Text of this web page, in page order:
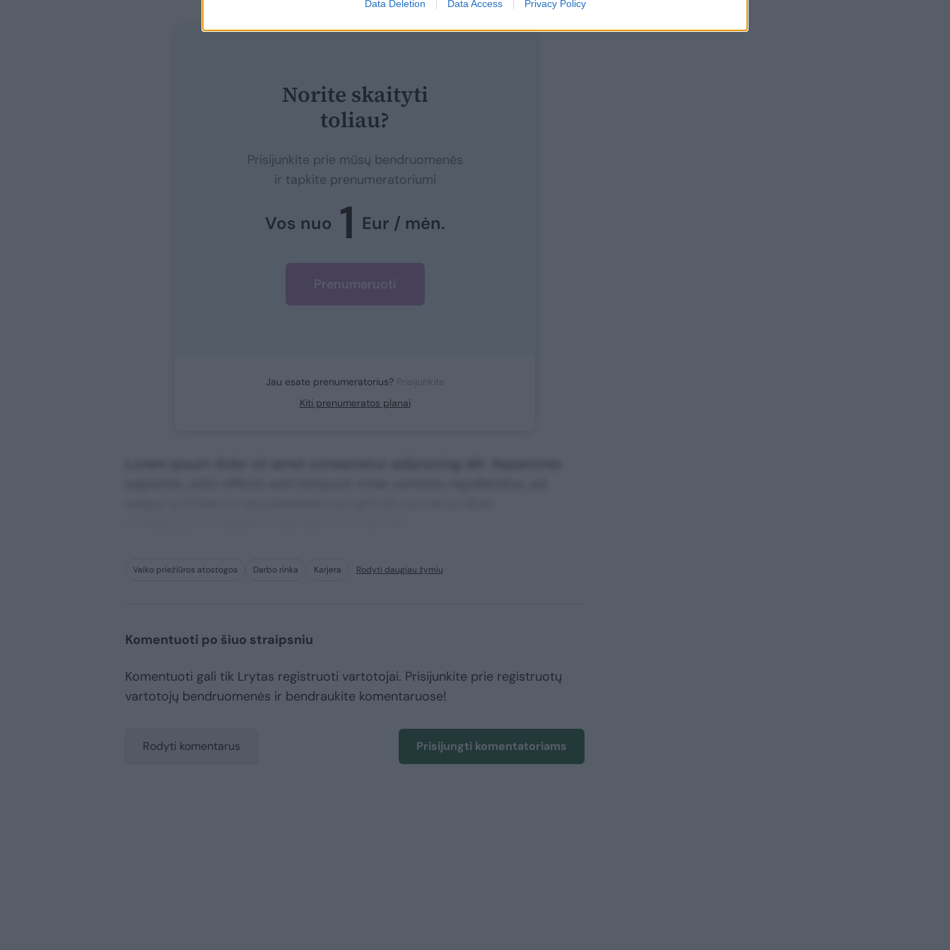
Data Deletion Data Access Privacy Policy
Norite skaityti
toliau?
Prisijunkite prie mūsų bendruomenės
ir tapkite prenumeratoriumi
Vos nuo 1 Eur / mėn.
Prenumeruoti
Jau esate prenumeratorius? Prisijunkite
Kiti prenumeratos planai
Vaiko priežiūros atostogos Darbo rinka Karjera Rodyti daugiau žymių
Komentuoti po šiuo straipsniu
Komentuoti gali tik Lrytas registruoti vartotojai. Prisijunkite prie registruotų
vartotojų bendruomenės ir bendraukite komentaruose!
Rodyti komentarus Prisijungti komentatoriams